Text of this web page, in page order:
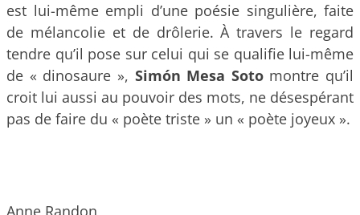
est lui-même empli d’une poésie singulière, faite
de mélancolie et de drôlerie. À travers le regard
tendre qu’il pose sur celui qui se qualifie lui-même
de « dinosaure », Simón Mesa Soto montre qu’il
croit lui aussi au pouvoir des mots, ne désespérant
pas de faire du « poète triste » un « poète joyeux ».